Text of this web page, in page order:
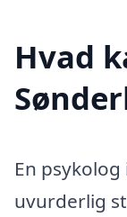
Hvad
En
uvurderlig